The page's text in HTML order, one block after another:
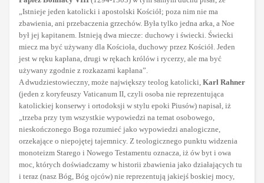
„Istnieje jeden katolicki i apostolski Kościół; poza nim nie ma
zbawienia, ani przebaczenia grzechów. Była tylko jedna arka, a Noe
był jej kapitanem. Istnieją dwa miecze: duchowy i świecki. Świecki
miecz ma być używany dla Kościoła, duchowy przez Kościół. Jeden
jest w ręku kapłana, drugi w rękach królów i rycerzy, ale ma być
używany zgodnie z rozkazami kapłana”.
A dwudziestowieczny, może największy teolog katolicki, Karl Rahner
(jeden z koryfeuszy Vaticanum II, czyli osoba nie reprezentująca
katolickiej konserwy i ortodoksji w stylu epoki Piusów) napisał, iż
„trzeba przy tym wszystkie wypowiedzi na temat osobowego,
nieskończonego Boga rozumieć jako wypowiedzi analogiczne,
orzekające o niepojętej tajemnicy. Z teologicznego punktu widzenia
monoteizm Starego i Nowego Testamentu oznacza, iż ów byt i owa
moc, których doświadczamy w historii zbawienia jako działających tu
i teraz (nasz Bóg, Bóg ojców) nie reprezentują jakiejś boskiej mocy,